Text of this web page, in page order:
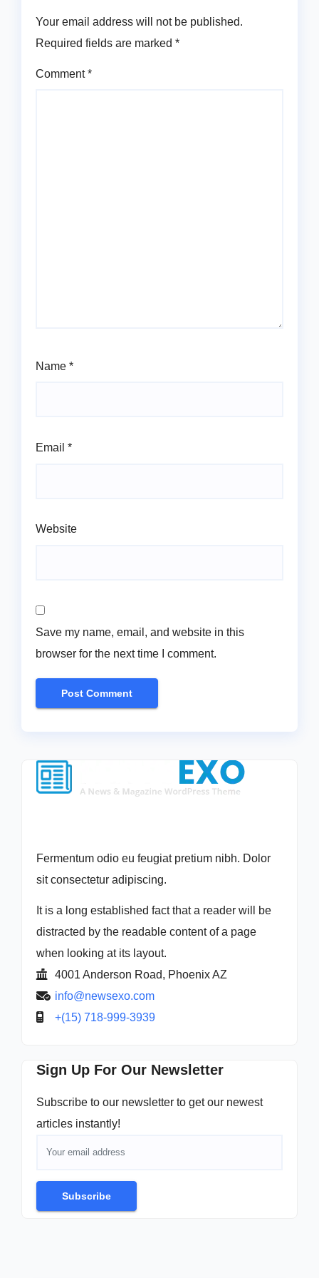
Your email address will not be published.
Required fields are marked *
Comment*
Name *
Email *
Website
Save my name, email, and website in this
browser for the next time I comment.
Fermentum odio eu feugiat pretium nibh. Dolor
sit consectetur adipiscing.
It is a long established fact that a reader will be
distracted by the readable content of a page
when looking at its layout.
4001 Anderson Road, Phoenix AZ
info@newsexo.com
+(15) 718-999-3939
Sign Up For Our Newsletter
Subscribe to our newsletter to get our newest
articles instantly!
Subscribe